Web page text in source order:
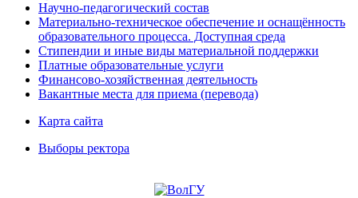
Научно-педагогический состав
Материально-техническое обеспечение и оснащённость
образовательного процесса. Доступная среда
Стипендии и иные виды материальной поддержки
Платные образовательные услуги
Финансово-хозяйственная деятельность
Вакантные места для приема (перевода)
Карта сайта
Выборы ректора